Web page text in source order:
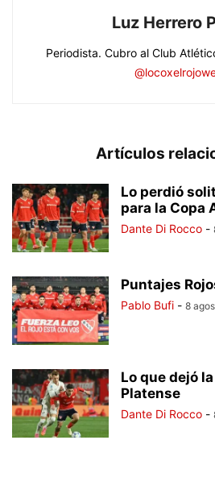
Luz Herrero
Periodista. Cubro al Club
Artículos
Lo perdió
para la Copa
Dante Di Rocco -
Puntajes
Pablo Bufi - 8
Lo que dejó
Platense
Dante Di Rocco -